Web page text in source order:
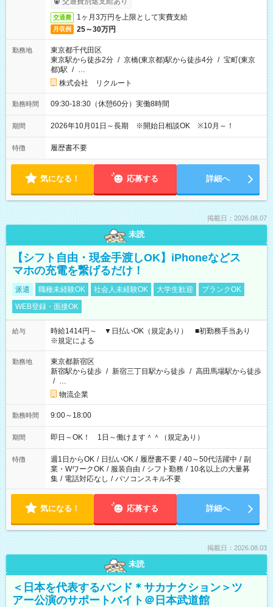
交通費 1ヶ月3万円を上限として実費支給
月収例 25～30万円
勤務地
東京都千代田区
東京駅から徒歩2分 / 京橋(東京都)駅から徒歩4分 / 宝町(東京
都)駅 / …
株式会社 リクルート
勤務時間 09:30-18:30（休憩60分）実働8時間
期間 2026年10月01日～長期 ※開始日相談OK ※10月～！
特徴 履歴書不要
気になる！ 応募する 詳細へ
掲載日：2026.08.07
未読
【シフト自由・現金手渡しOK】iPhoneなどス
マホの充電を繋げるだけ！
派遣 職種未経験OK 社会人未経験OK 大学生歓迎
ブランクOK
WEB登録・面接OK
給与
時給1414円～ ▼日払いOK（規定あり） ■初勤務手当あり
※規定による
勤務地
東京都新宿区
新宿駅から徒歩 / 新宿三丁目駅から徒歩 / 高田馬場駅から徒歩
/ …
物流企業
勤務時間 9:00～18:00
期間 即日～OK！ 1日～働けます＾＾（規定あり）
特徴 週1日からOK / 日払いOK / 履歴書不要 / 40～50代活躍中 / 副
業・WワークOK / 服装自由 / シフト勤務 / 10名以上の大量募
集 / 電話対応なし / パソコンスキル不要
気になる！ 応募する 詳細へ
掲載日：2026.08.03
未読
＜日本を代表するバンド＊サカナクション＞ツ
アー公演のサポートバイト＠日本武道館